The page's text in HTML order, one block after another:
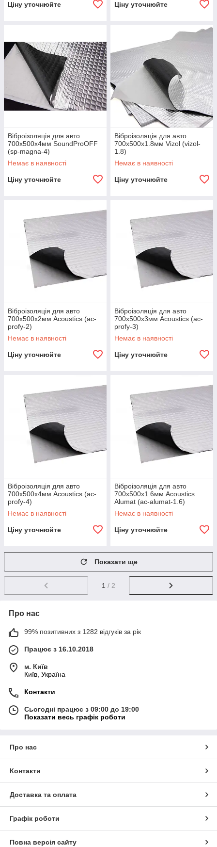
Ціну уточнюйте Ціну уточнюйте
Віброізоляція для авто
700х500x4мм SoundProOFF
(sp-magna-4)
Немає в наявності
Ціну уточнюйте
Віброізоляція для авто
700х500х1.8мм Vizol (vizol-
1.8)
Немає в наявності
Ціну уточнюйте
Віброізоляція для авто
700х500х2мм Acoustics (ac-
profy-2)
Немає в наявності
Ціну уточнюйте
Віброізоляція для авто
700х500х3мм Acoustics (ac-
profy-3)
Немає в наявності
Ціну уточнюйте
Віброізоляція для авто
700х500х4мм Acoustics (ac-
profy-4)
Немає в наявності
Ціну уточнюйте
Віброізоляція для авто
700х500х1.6мм Acoustics
Alumat (ac-alumat-1.6)
Немає в наявності
Ціну уточнюйте
Показати ще
1 / 2
Про нас
99% позитивних з 1282 відгуків за рік
Працює з 16.10.2018
м. Київ
Київ, Україна
Контакти
Сьогодні працює з 09:00 до 19:00
Показати весь графік роботи
Про нас
Контакти
Доставка та оплата
Графік роботи
Повна версія сайту